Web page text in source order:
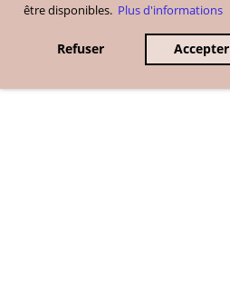
être disponibles. Plus d'informations
Refuser Accepter